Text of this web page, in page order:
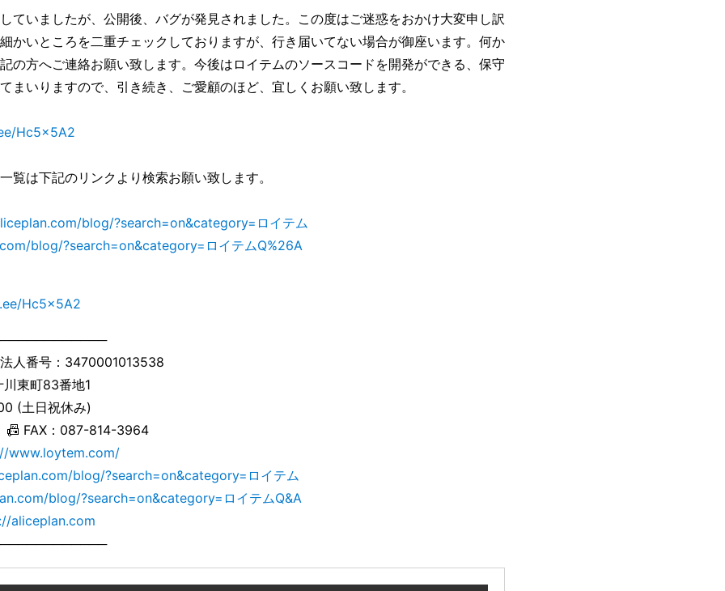
ていましたが、公開後、バグが発見されました。この度はご迷惑をおかけ大変申し訳
かいところを二重チェックしておりますが、行き届いてない場合が御座います。何か
の方へご連絡お願い致します。今後はロイテムのソースコードを開発ができる、保守
まいりますので、引き続き、ご愛顧のほど、宜しくお願い致します。
Hc5x5A2
覧は下記のリンクより検索お願い致します。
blog/?search=on&category=ロイテム
blog/?search=on&category=ロイテムQ%26A
Hc5x5A2
人番号：3470001013538
東町83番地1
(土日祝休み)
FAX：087-814-3964
www.loytem.com/
blog/?search=on&category=ロイテム
blog/?search=on&category=ロイテムQ&A
aliceplan.com